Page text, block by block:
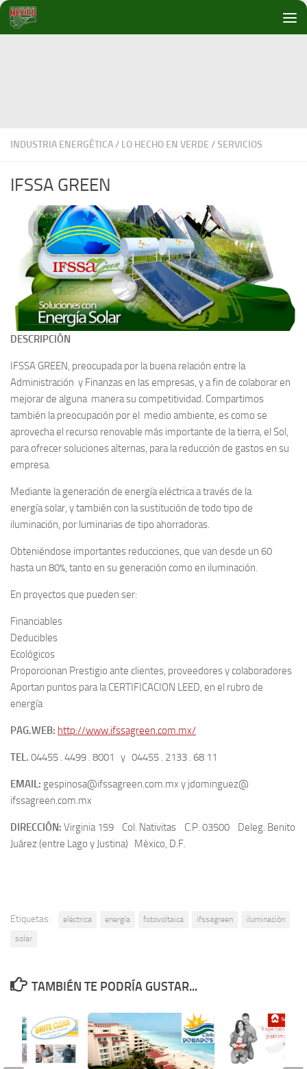
Debajo del contenido
INDUSTRIA ENERGÉTICA/ LO HECHO EN VERDE /SERVICIOS
IFSSA GREEN
DESCRIPCIÓN
IFSSA GREEN, preocupada por la buena relación entre la
Administración y Finanzas en las empresas, y a fin de colaborar en
mejorar de alguna manera su competitividad. Compartimos
también la preocupación por el medio ambiente, es como se
aprovecha el recurso renovable más importante de la tierra, el Sol,
para ofrecer soluciones alternas, para la reducción de gastos en su
empresa.
Mediante la generación de energía eléctrica a través de la
energía solar, y también con la sustitución de todo tipo de
iluminación, por luminarias de tipo ahorradoras.
Obteniéndose importantes reducciones, que van desde un 60
hasta un 80%, tanto en su generación como en iluminación.
En proyectos que pueden ser:
Financiables
Deducibles
Ecológicos
Proporcionan Prestigio ante clientes, proveedores y colaboradores
Aportan puntos para la CERTIFICACION LEED, en el rubro de
energía
PAG.WEB: http://www.ifssagreen.com.mx/
TEL. 04455 . 4499 . 8001 y 04455 . 2133 . 68 11
EMAIL: gespinosa@ifssagreen.com.mx y jdominguez@
ifssagreen.com.mx
DIRECCIÓN: Virginia 159 Col. Nativitas C.P. 03500 Deleg. Benito
Juárez (entre Lago y Justina) México, D.F.
Etiquetas: eléctrica energía fotovoltaica ifssagreen
iluminación
solar
TAMBIÉN TE PODRÍA GUSTAR...